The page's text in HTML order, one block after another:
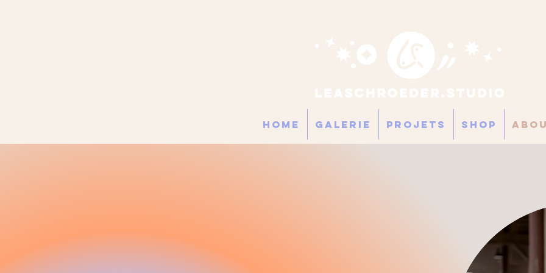
Home GALERIE PROJETS SHOP
DESIGN